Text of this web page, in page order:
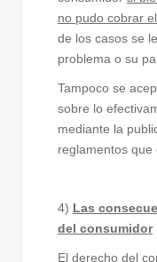
no pudo cobrar
de los casos se
problema o su
Tampoco se
sobre lo
mediante la
reglamentos que
4) Las
del consumidor
El derecho del